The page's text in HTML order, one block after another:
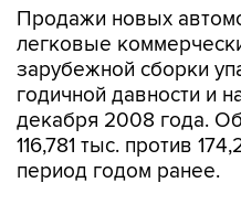
Продажи новых
легковые
зарубежной сборки
годичной давности и
декабря 2008 года.
116,781 тыс. против
период годом ранее.